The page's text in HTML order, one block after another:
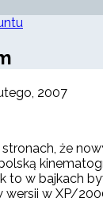
2007
że
to w bajkach
w XP/